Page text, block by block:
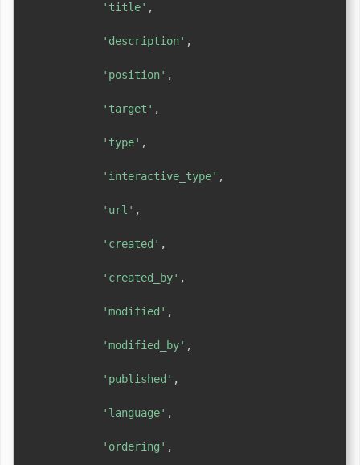
'title' ,
'description' ,
'position' ,
'target' ,
'type' ,
'interactive_type' ,
'url' ,
'created' ,
'created_by' ,
'modified' ,
'modified_by' ,
'published' ,
'language' ,
'ordering' ,